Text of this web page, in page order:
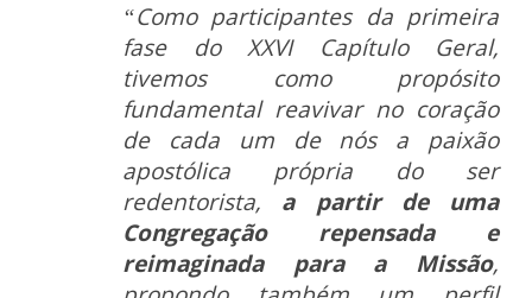
“Como participantes da primeira
fase do XXVI Capítulo Geral,
tivemos como propósito
fundamental reavivar no coração
de cada um de nós a paixão
apostólica própria do ser
redentorista, a partir de uma
Congregação repensada e
reimaginada para a Missão,